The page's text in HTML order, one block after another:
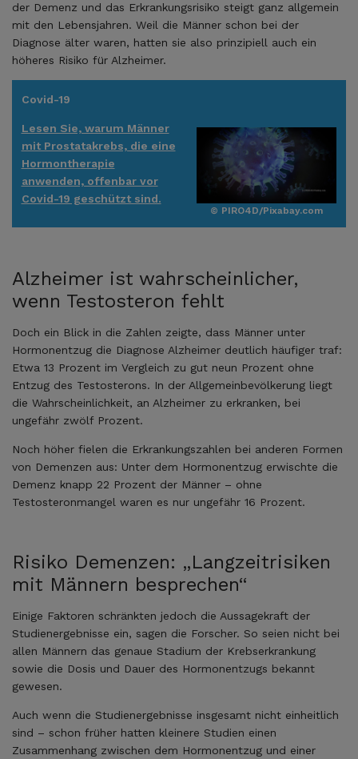
der Demenz und das Erkrankungsrisiko steigt ganz allgemein
mit den Lebensjahren. Weil die Männer schon bei der
Diagnose älter waren, hatten sie also prinzipiell auch ein
höheres Risiko für Alzheimer.
Covid-19
Lesen Sie, warum Männer
mit Prostatakrebs, die eine
Hormontherapie
anwenden, offenbar vor
Covid-19 geschützt sind.
© PIRO4D/Pixabay.com
Alzheimer ist wahrscheinlicher,
wenn Testosteron fehlt
Doch ein Blick in die Zahlen zeigte, dass Männer unter
Hormonentzug die Diagnose Alzheimer deutlich häufiger traf:
Etwa 13 Prozent im Vergleich zu gut neun Prozent ohne
Entzug des Testosterons. In der Allgemeinbevölkerung liegt
die Wahrscheinlichkeit, an Alzheimer zu erkranken, bei
ungefähr zwölf Prozent.
Noch höher fielen die Erkrankungszahlen bei anderen Formen
von Demenzen aus: Unter dem Hormonentzug erwischte die
Demenz knapp 22 Prozent der Männer – ohne
Testosteronmangel waren es nur ungefähr 16 Prozent.
Risiko Demenzen: „Langzeitrisiken
mit Männern besprechen“
Einige Faktoren schränkten jedoch die Aussagekraft der
Studienergebnisse ein, sagen die Forscher. So seien nicht bei
allen Männern das genaue Stadium der Krebserkrankung
sowie die Dosis und Dauer des Hormonentzugs bekannt
gewesen.
Auch wenn die Studienergebnisse insgesamt nicht einheitlich
sind – schon früher hatten kleinere Studien einen
Zusammenhang zwischen dem Hormonentzug und einer